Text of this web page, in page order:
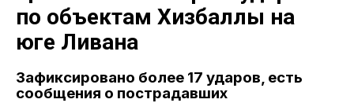
по объектам Хизбаллы на
юге Ливана
Зафиксировано более 17 ударов, есть
сообщения о пострадавших